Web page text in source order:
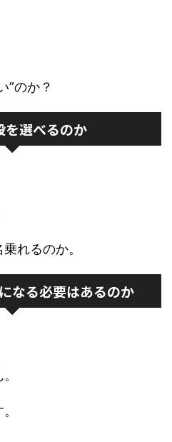
”のか？
を選べるのか
れるのか。
なる必要はあるのか